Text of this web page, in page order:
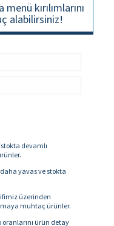
kırılımlarını
alabilirsiniz!
devamlı
yavas ve stokta
üzerinden
muhtaç ürünler.
ürün detay